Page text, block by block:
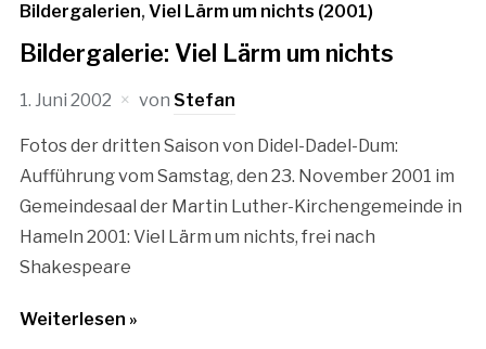
Bildergalerien, Viel Lärm um nichts (2001)
Bildergalerie: Viel Lärm um nichts
1. Juni 2002 von Stefan
Fotos der dritten Saison von Didel-Dadel-Dum:
Aufführung vom Samstag, den 23. November 2001 im
Gemeindesaal der Martin Luther-Kirchengemeinde in
Hameln 2001: Viel Lärm um nichts, frei nach
Shakespeare
Weiterlesen »